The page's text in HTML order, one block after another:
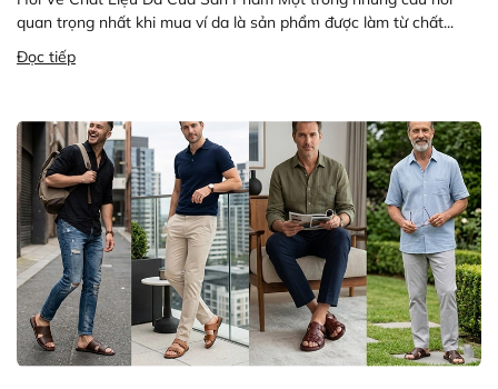
quan trọng nhất khi mua ví da là sản phẩm được làm từ chất...
Đọc tiếp